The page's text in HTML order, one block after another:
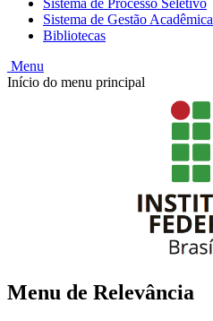
Sistema de Processo Seletivo
Sistema de Gestão Acadêmica
Bibliotecas
Menu
Início do menu principal
Menu de Relevância